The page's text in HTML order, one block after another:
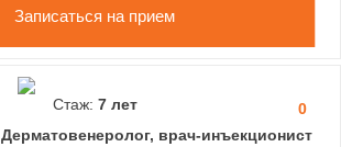
Записаться на прием
0
Стаж: 7 лет
Дерматовенеролог, врач-инъекционист